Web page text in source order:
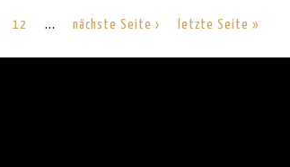
12 … nächste Seite › letzte Seite »